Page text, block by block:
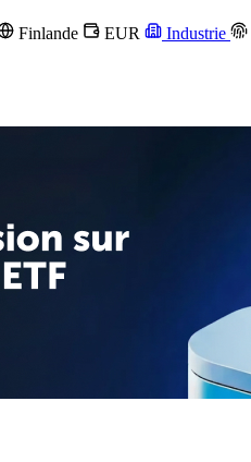
Finlande EUR Industrie